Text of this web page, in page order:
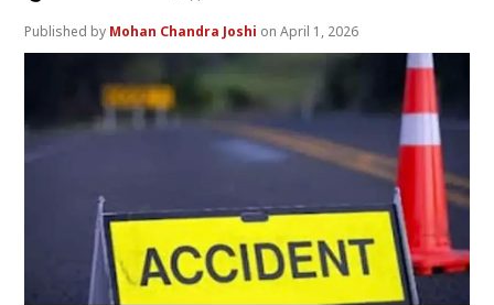
Mohan Chandra Joshi April 1, 2026